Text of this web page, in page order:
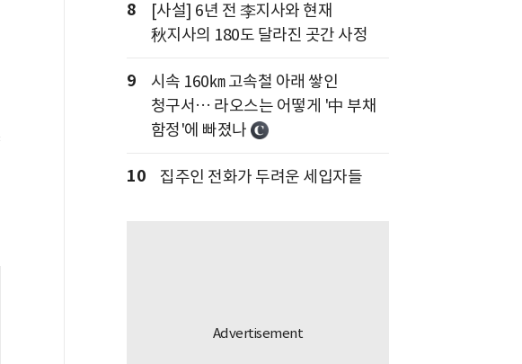
8
[사설] 6년 전 李지사와 현재
秋지사의 180도 달라진 곳간 사정
9
시속 160㎞ 고속철 아래 쌓인
청구서… 라오스는 어떻게 '中 부채
함정'에 빠졌나
10 집주인 전화가 두려운 세입자들